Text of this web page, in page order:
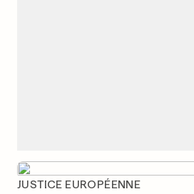
JUSTICE EUROPÉENNE